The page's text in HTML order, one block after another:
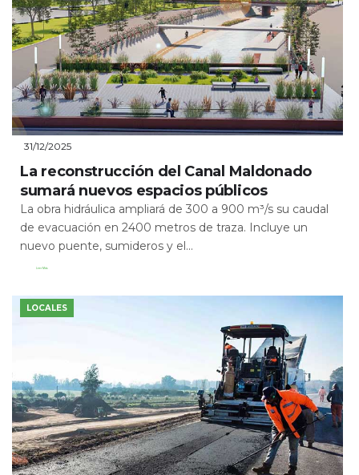
31/12/2025
La reconstrucción del Canal Maldonado
sumará nuevos espacios públicos
La obra hidráulica ampliará de 300 a 900 m³/s su caudal
de evacuación en 2400 metros de traza. Incluye un
nuevo puente, sumideros y el...
Leer Más
LOCALES